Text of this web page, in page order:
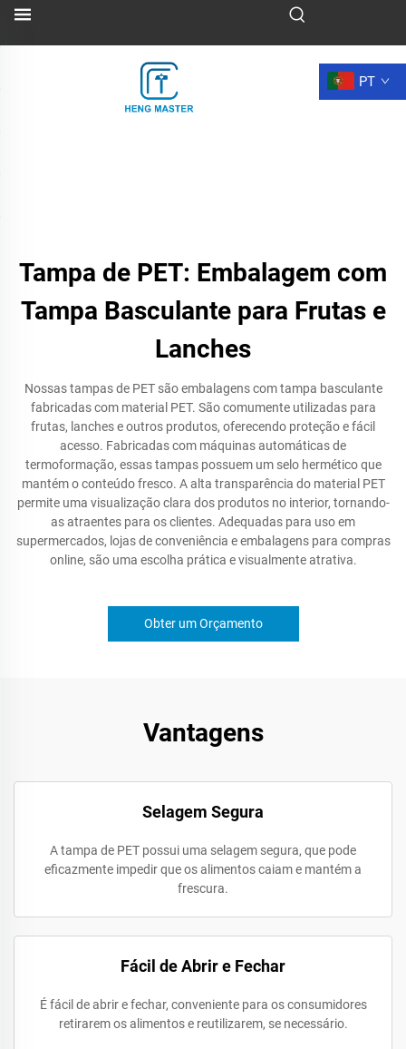
PT
Tampa de PET: Embalagem com
Tampa Basculante para Frutas e
Lanches
Nossas tampas de PET são embalagens com tampa basculante
fabricadas com material PET. São comumente utilizadas para
frutas, lanches e outros produtos, oferecendo proteção e fácil
acesso. Fabricadas com máquinas automáticas de
termoformação, essas tampas possuem um selo hermético que
mantém o conteúdo fresco. A alta transparência do material PET
permite uma visualização clara dos produtos no interior, tornando-
as atraentes para os clientes. Adequadas para uso em
supermercados, lojas de conveniência e embalagens para compras
online, são uma escolha prática e visualmente atrativa.
Obter um Orçamento
Vantagens
Selagem Segura
A tampa de PET possui uma selagem segura, que pode
eficazmente impedir que os alimentos caiam e mantém a
frescura.
Fácil de Abrir e Fechar
É fácil de abrir e fechar, conveniente para os consumidores
retirarem os alimentos e reutilizarem, se necessário.